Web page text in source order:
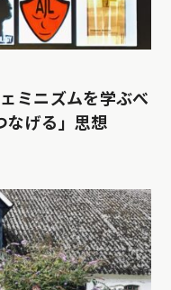
ミニズムを学ぶべ
なげる」思想